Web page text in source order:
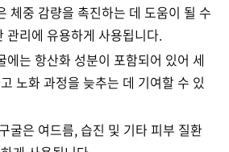
체중 감량을 촉진하는 데 도움이 될 수
관리에 유용하게 사용됩니다.
에는 항산화 성분이 포함되어 있어 세
노화 과정을 늦추는 데 기여할 수 있
굴은 여드름, 습진 및 기타 피부 질환